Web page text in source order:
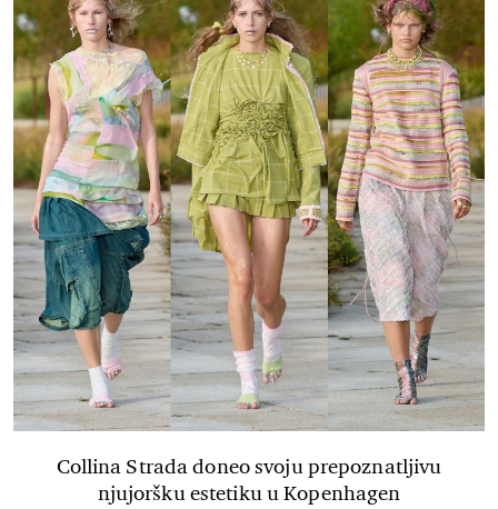
Collina Strada doneo svoju prepoznatljivu
njujoršku estetiku u Kopenhagen